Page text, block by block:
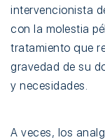
intervencionista
con la molestia
tratamiento que
gravedad de su
y necesidades.
A veces, los